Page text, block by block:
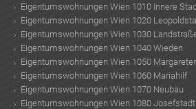
Eigentumswohnungen Wien 1010 Innere
Eigentumswohnungen Wien 1020
Eigentumswohnungen Wien 1030
Eigentumswohnungen Wien 1040 Wieden
Eigentumswohnungen Wien 1050
Eigentumswohnungen Wien 1060 Mariahilf
Eigentumswohnungen Wien 1070 Neubau
Eigentumswohnungen Wien 1080 Josefstadt